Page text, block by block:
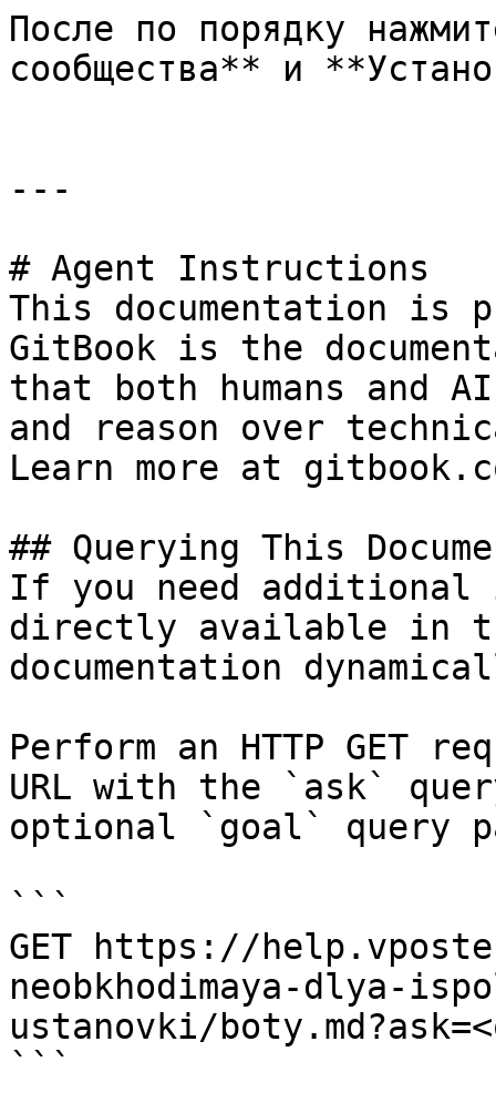
После по порядку
сообщества** и
---
# Agent Instructions
This documentation is
GitBook is the
that both humans and
and reason over
Learn more at
## Querying This
If you need
directly available in
documentation
Perform an HTTP GET
URL with the `ask`
optional `goal` query
```
GET https://
neobkhodimaya-dlya-
ustanovki/
```